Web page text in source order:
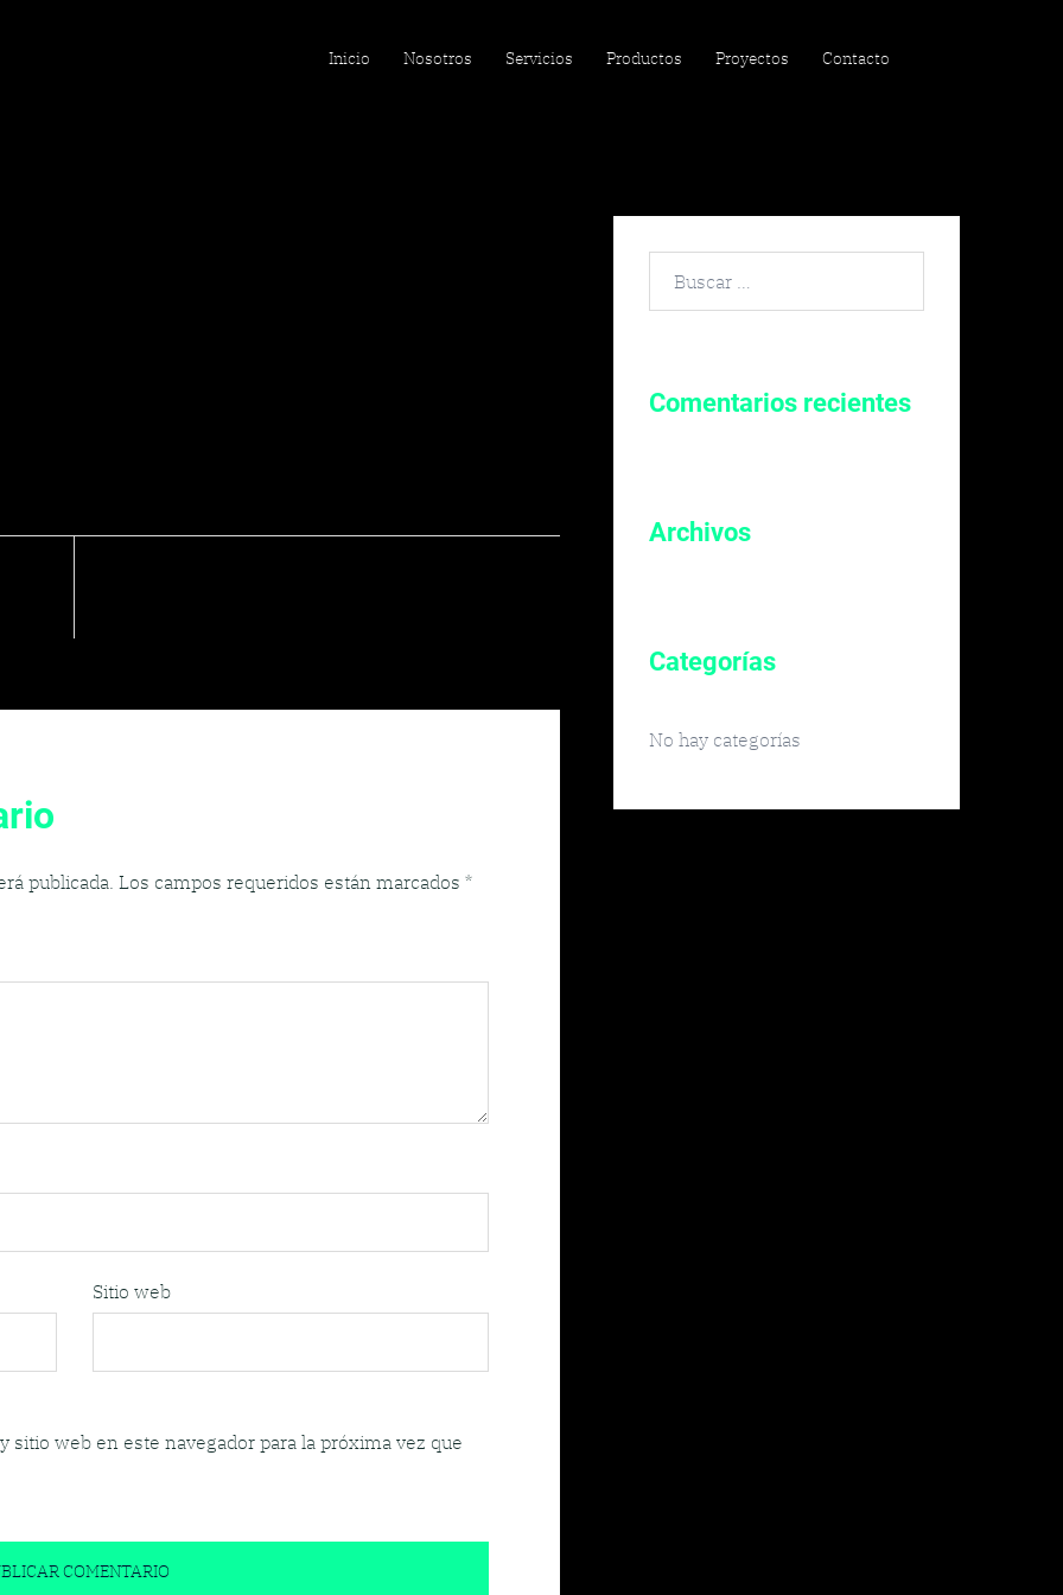
Inicio Nosotros Servicios Productos Proyectos Contacto
publicada. Los campos requeridos están marcados *
Sitio web
web en este navegador para la próxima vez que
por:
Comentarios recientes
Archivos
Categorías
No hay categorías